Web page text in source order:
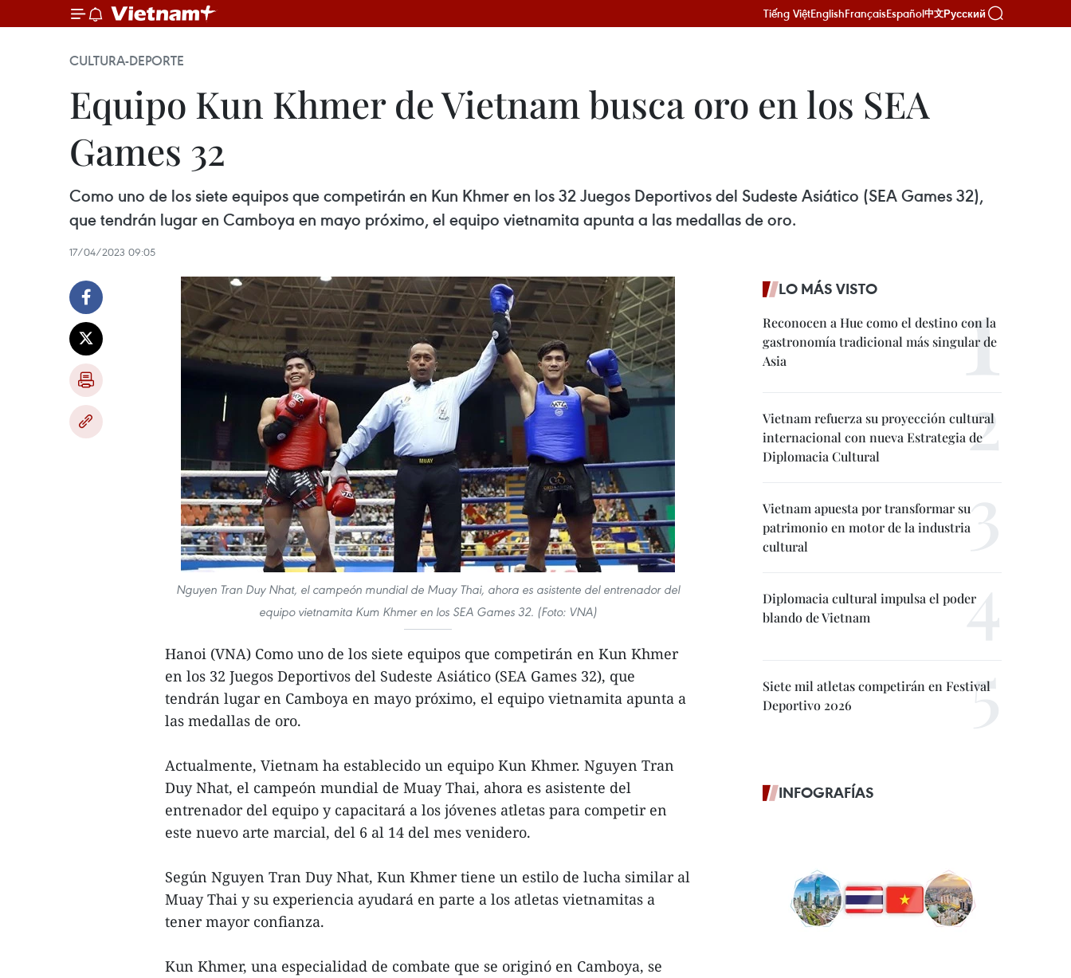
Tiếng ViệtEnglishFrançaisEspañol中文Русский
CULTURA-DEPORTE
Equipo Kun Khmer de Vietnam busca oro en los SEA
Games 32
Como uno de los siete equipos que competirán en Kun Khmer en los 32 Juegos Deportivos del Sudeste Asiático (SEA Games 32),
que tendrán lugar en Camboya en mayo próximo, el equipo vietnamita apunta a las medallas de oro.
17/04/2023 09:05
Nguyen Tran Duy Nhat, el campeón mundial de Muay Thai, ahora es asistente del entrenador del
equipo vietnamita Kum Khmer en los SEA Games 32. (Foto: VNA)
Hanoi (VNA) Como uno de los siete equipos que competirán en Kun Khmer
en los 32 Juegos Deportivos del Sudeste Asiático (SEA Games 32), que
tendrán lugar en Camboya en mayo próximo, el equipo vietnamita apunta a
las medallas de oro.
Actualmente, Vietnam ha establecido un equipo Kun Khmer. Nguyen Tran
Duy Nhat, el campeón mundial de Muay Thai, ahora es asistente del
entrenador del equipo y capacitará a los jóvenes atletas para competir en
este nuevo arte marcial, del 6 al 14 del mes venidero.
Según Nguyen Tran Duy Nhat, Kun Khmer tiene un estilo de lucha similar al
Muay Thai y su experiencia ayudará en parte a los atletas vietnamitas a
tener mayor confianza.
Kun Khmer, una especialidad de combate que se originó en Camboya, se
LO MÁS VISTO
Reconocen a Hue como el destino con la
gastronomía tradicional más singular de
Asia
Vietnam refuerza su proyección cultural
internacional con nueva Estrategia de
Diplomacia Cultural
Vietnam apuesta por transformar su
patrimonio en motor de la industria
cultural
Diplomacia cultural impulsa el poder
blando de Vietnam
Siete mil atletas competirán en Festival
Deportivo 2026
INFOGRAFÍAS